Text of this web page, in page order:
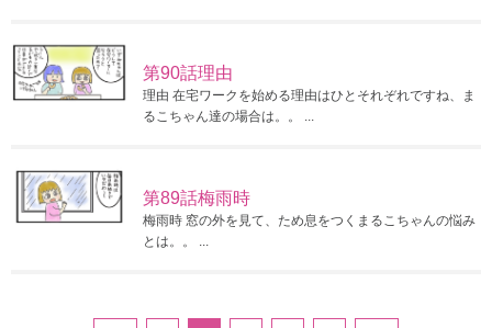
第90話理由
理由 在宅ワークを始める理由はひとそれぞれですね、ま
るこちゃん達の場合は。。 ...
第89話梅雨時
梅雨時 窓の外を見て、ため息をつくまるこちゃんの悩み
とは。。 ...